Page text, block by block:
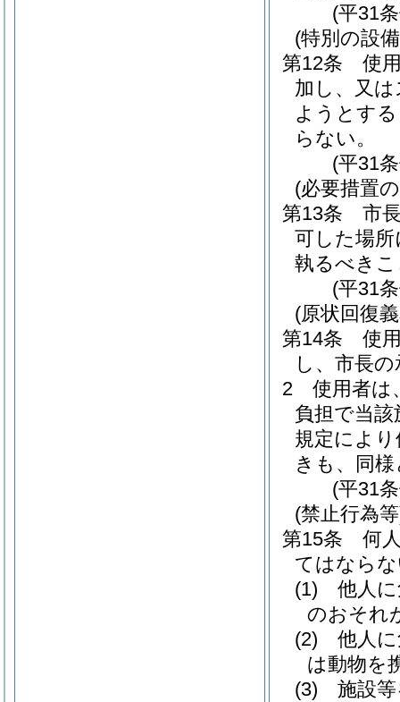
(平31
(特別の設
第12条
使
加し、又
ようとす
らない。
(平31
(必要措置
第13条
市
可した場
執るべき
(平31
(原状回復
第14条
使
し、市長
2
使用者は
負担で当
規定によ
きも、同
(平31
(禁止行為
第15条
何
てはなら
(1)
他人
のおそれ
(2)
他人
は動物を
(3)
施設